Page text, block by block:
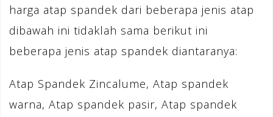
harga atap spandek dari beberapa jenis atap
dibawah ini tidaklah sama berikut ini
beberapa jenis atap spandek diantaranya:
Atap Spandek Zincalume, Atap spandek
warna, Atap spandek pasir, Atap spandek